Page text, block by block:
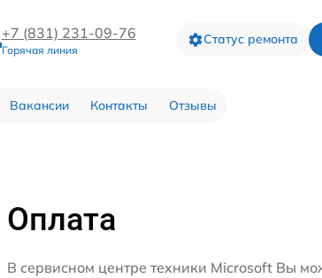
+7 (831) 231-09-76
Горячая линия
Статус ремонта
Вакансии Контакты Отзывы
Оплата
В сервисном центре техники Microsoft Вы